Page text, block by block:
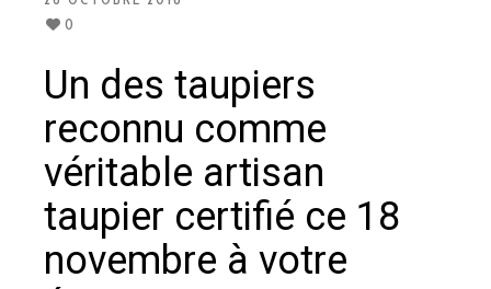
0
Un des taupiers
reconnu comme
véritable artisan
taupier certifié ce 18
novembre à votre